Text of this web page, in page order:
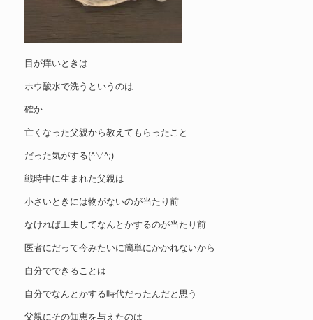
目が痒いときは
ホウ酸水で洗うというのは
確か
亡くなった父親から教えてもらったこと
だった気がする(^▽^;)
戦時中に生まれた父親は
小さいときには物がないのが当たり前
なければ工夫してなんとかするのが当たり前
医者にだって今みたいに簡単にかかれないから
自分でできることは
自分でなんとかする時代だったんだと思う
父親にその知恵を与えたのは